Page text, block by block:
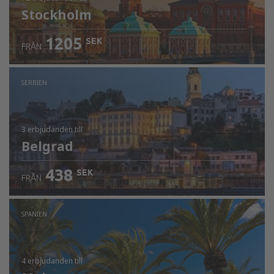
Stockholm
FRÅN 1205 SEK
SERBIEN
3 erbjudandentill
Belgrad
FRÅN 438 SEK
SPANIEN
4 erbjudandentill